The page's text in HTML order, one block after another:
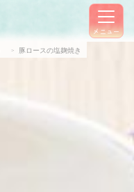
メニュー
豚ロースの塩麹焼き